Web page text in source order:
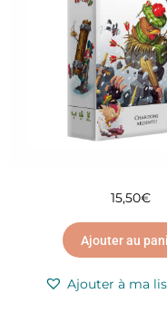
15,50€
Ajouter au
Ajouter à ma